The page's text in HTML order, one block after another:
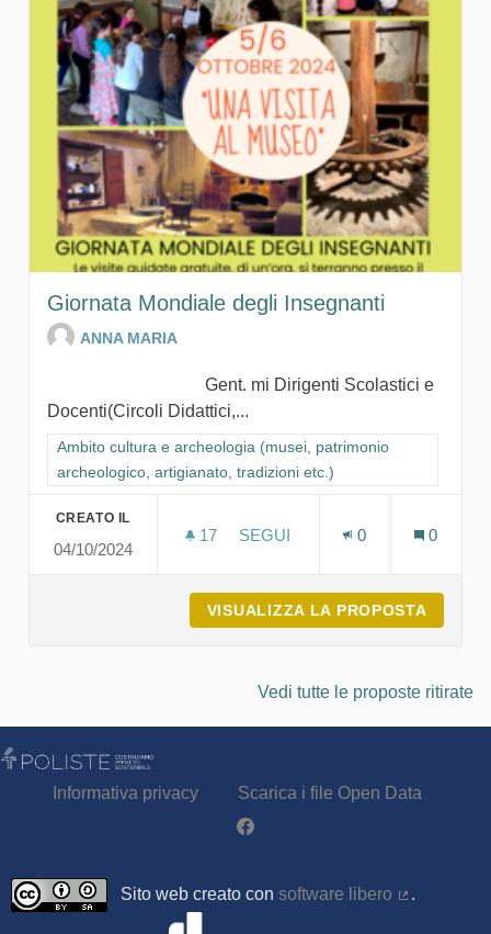
Giornata Mondiale degli Insegnanti
ANNA MARIA
Gent. mi Dirigenti Scolastici e
Docenti(Circoli Didattici,...
Filtra i risultati per categoria: Ambito cultura e archeologia
Ambito cultura e archeologia (musei, patrimonio
archeologico, artigianato, tradizioni etc.)
CREATO IL
04/10/2024
17 17 SOSTENITORI
SEGUI
0 0
VISUALIZZA LA PROPOSTA
Vedi tutte le proposte ritirate
Informativa privacy
Scarica i file Open Data
Partecipa - Poliste su Facebook
Sito web creato con software libero
.